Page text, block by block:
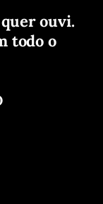
ouvi.
todo o